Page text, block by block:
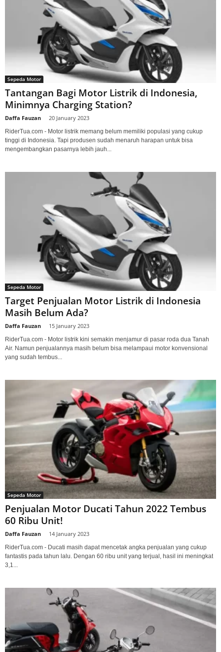
Sepeda Motor
Tantangan Bagi Motor Listrik di Indonesia,
Minimnya Charging Station?
Daffa Fauzan 20 January 2023
RiderTua.com - Motor listrik memang belum memiliki populasi yang cukup
tinggi di Indonesia. Tapi produsen sudah menaruh harapan untuk bisa
mengembangkan pasarnya lebih jauh...
Sepeda Motor
Target Penjualan Motor Listrik di Indonesia
Masih Belum Ada?
Daffa Fauzan 15 January 2023
RiderTua.com - Motor listrik kini semakin menjamur di pasar roda dua Tanah
Air. Namun penjualannya masih belum bisa melampaui motor konvensional
yang sudah tembus...
Sepeda Motor
Penjualan Motor Ducati Tahun 2022 Tembus
60 Ribu Unit!
Daffa Fauzan 14 January 2023
RiderTua.com - Ducati masih dapat mencetak angka penjualan yang cukup
fantastis pada tahun lalu. Dengan 60 ribu unit yang terjual, hasil ini meningkat
3,1...